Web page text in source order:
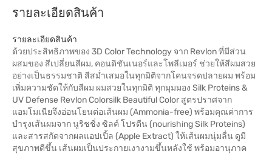
รายละเอียดสินค้า
รายละเอียดสินค้า
ด้วยประสิทธิภาพของ 3D Color Technology จาก Revlon ที่มีส่วน
ผสมของ สีเปลี่ยนสีผม, คอนดิชันเนอร์และโพลีเมอร์ ช่วยให้สีผมสวย
อย่างเป็นธรรมชาติ สีสม่ำเสมอในทุกมิติจากโคนจรดปลายผม พร้อม
เพิ่มความชัดให้กับสีผม ผมสวยในทุกมิติ ทุกมุมมอง Silk Proteins &
UV Defense Revlon Colorsilk Beautiful Color สูตรปราศจาก
แอมโมเนียจึงอ่อนโยนต่อเส้นผม (Ammonia-free) พร้อมคุณค่าการ
บำรุงเส้นผมจาก นูริชชิ่ง ซิลค์ โปรตีน (nourishing Silk Proteins)
และสารสกัดจากผลแอปเปิ้ล (Apple Extract) ให้เส้นผมนุ่มลื่น ดูมี
สุขภาพดีขึ้น เส้นผมเป็นประกายเงางามขึ้นหลังใช้ พร้อมอานุภาค